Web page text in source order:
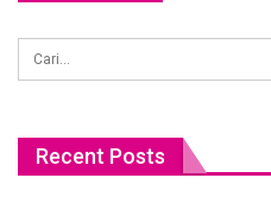
Recent Posts